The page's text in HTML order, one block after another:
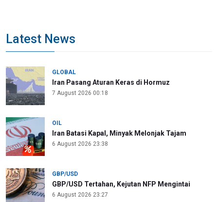
Latest News
GLOBAL
Iran Pasang Aturan Keras di Hormuz
7 August 2026 00:18
OIL
Iran Batasi Kapal, Minyak Melonjak Tajam
6 August 2026 23:38
GBP/USD
GBP/USD Tertahan, Kejutan NFP Mengintai
6 August 2026 23:27